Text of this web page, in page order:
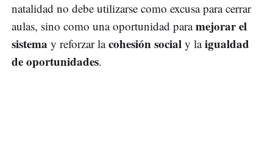
natalidad no debe utilizarse como excusa para cerrar
aulas, sino como una oportunidad paramejorar el
sistema y reforzar lacohesión social y laigualdad
de oportunidades.